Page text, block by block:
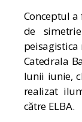
Conceptul
de
Catedrala
lunii iunie,
realizat
către ELBA.